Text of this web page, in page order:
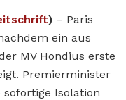
) – Paris
ein aus
MV Hondius erste
Premierminister
Isolation